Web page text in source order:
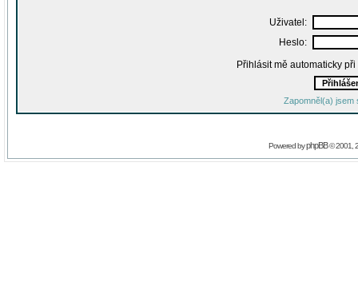
Uživatel:
Heslo:
Přihlásit mě automaticky
Zapomněl(a) jsem
Powered byphpBB© 2001,